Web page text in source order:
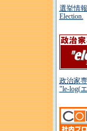
選挙情
Election.
政治家
"le-log(